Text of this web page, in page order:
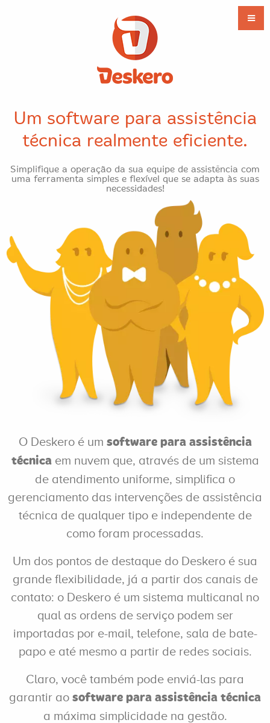
Um software para assistência
técnica realmente eficiente.
Simplifique a operação da sua equipe de assistência com
uma ferramenta simplese flexível que se adapta às suas
necessidades!
O Deskero é um software para assistência
técnicaem nuvem que, através de um sistema
de atendimento uniforme, simplifica o
gerenciamento das intervenções de assistência
técnica de qualquer tipo e independente de
como foram processadas.
Um dos pontos de destaque do Deskero é sua
grande flexibilidade, já a partir dos canais de
contato: o Deskero é um sistema multicanal no
qual as ordens de serviço podem ser
importadas por e-mail, telefone, sala de bate-
papo e até mesmo a partir de redes sociais.
Claro, você também pode enviá-las para
garantir ao software para assistência técnica
a máxima simplicidade na gestão.